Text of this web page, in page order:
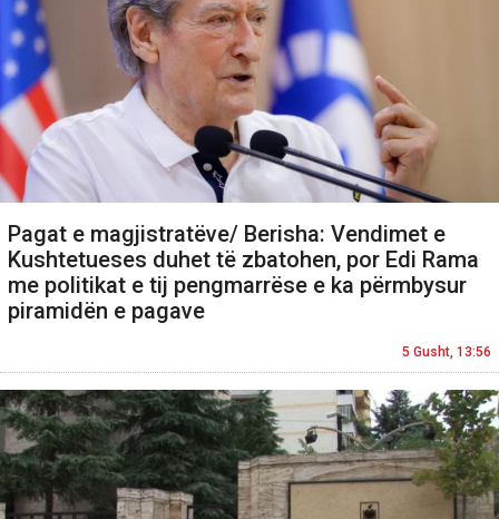
Pagat e magjistratëve/ Berisha: Vendimet e
Kushtetueses duhet të zbatohen, por Edi Rama
me politikat e tij pengmarrëse e ka përmbysur
piramidën e pagave
5 Gusht, 13:56